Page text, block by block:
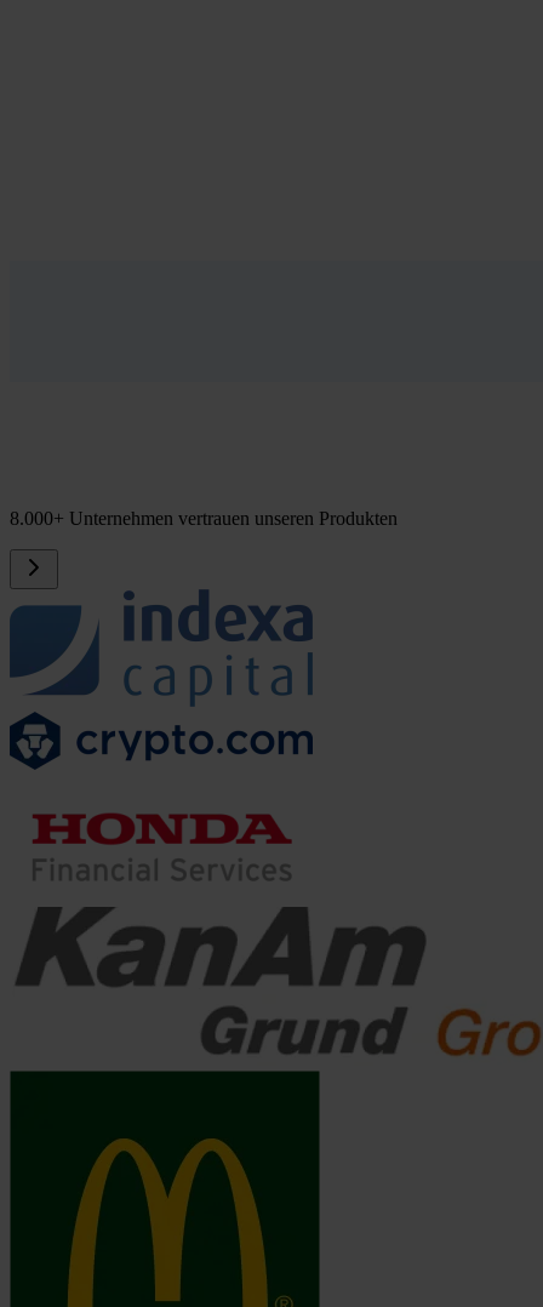
8.000+ Unternehmen vertrauen unseren Produkten